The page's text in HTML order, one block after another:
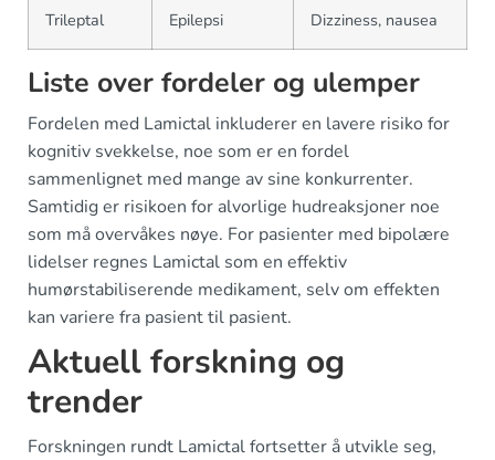
Trileptal Epilepsi Dizziness, nausea
Liste over fordeler og ulemper
Fordelen med Lamictal inkluderer en lavere risiko for
kognitiv svekkelse, noe som er en fordel
sammenlignet med mange av sine konkurrenter.
Samtidig er risikoen for alvorlige hudreaksjoner noe
som må overvåkes nøye. For pasienter med bipolære
lidelser regnes Lamictal som en effektiv
humørstabiliserende medikament, selv om effekten
kan variere fra pasient til pasient.
Aktuell forskning og
trender
Forskningen rundt Lamictal fortsetter å utvikle seg,